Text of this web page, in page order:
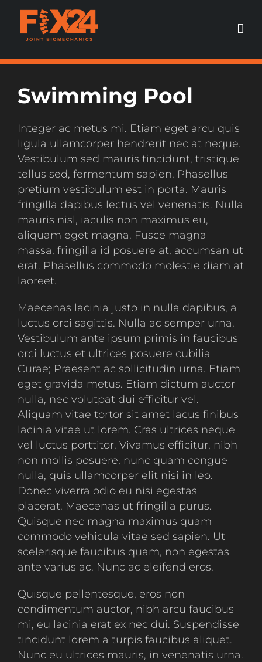
Skip
content
Swimming Pool
Integer ac metus mi. Etiam eget arcu quis
ligula ullamcorper hendrerit nec at neque.
Vestibulum sed mauris tincidunt, tristique
tellus sed, fermentum sapien. Phasellus
pretium vestibulum est in porta. Mauris
fringilla dapibus lectus vel venenatis. Nulla
mauris nisl, iaculis non maximus eu,
aliquam eget magna. Fusce magna
massa, fringilla id posuere at, accumsan ut
erat. Phasellus commodo molestie diam at
laoreet.
Maecenas lacinia justo in nulla dapibus, a
luctus orci sagittis. Nulla ac semper urna.
Vestibulum ante ipsum primis in faucibus
orci luctus et ultrices posuere cubilia
Curae; Praesent ac sollicitudin urna. Etiam
eget gravida metus. Etiam dictum auctor
nulla, nec volutpat dui efficitur vel.
Aliquam vitae tortor sit amet lacus finibus
lacinia vitae ut lorem. Cras ultrices neque
vel luctus porttitor. Vivamus efficitur, nibh
non mollis posuere, nunc quam congue
nulla, quis ullamcorper elit nisi in leo.
Donec viverra odio eu nisi egestas
placerat. Maecenas ut fringilla purus.
Quisque nec magna maximus quam
commodo vehicula vitae sed sapien. Ut
scelerisque faucibus quam, non egestas
ante varius ac. Nunc ac eleifend eros.
Quisque pellentesque, eros non
condimentum auctor, nibh arcu faucibus
mi, eu lacinia erat ex nec dui. Suspendisse
tincidunt lorem a turpis faucibus aliquet.
Nunc eu ultrices mauris, in venenatis urna.